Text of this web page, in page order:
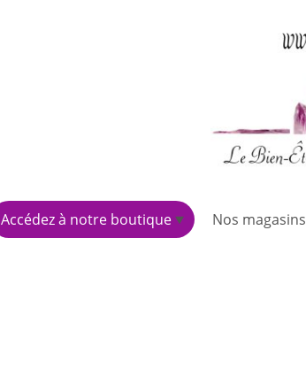
Accédez à notre boutique Nos magasins